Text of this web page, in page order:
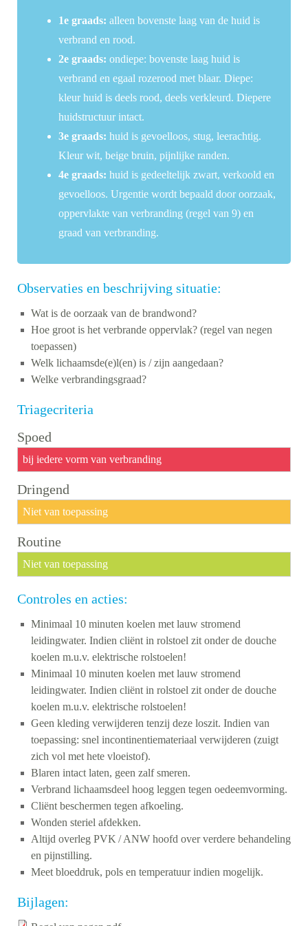
1e graads: alleen bovenste laag van de huid is
verbrand en rood.
2e graads: ondiepe: bovenste laag huid is
verbrand en egaal rozerood met blaar. Diepe:
kleur huid is deels rood, deels verkleurd. Diepere
huidstructuur intact.
3e graads: huid is gevoelloos, stug, leerachtig.
Kleur wit, beige bruin, pijnlijke randen.
4e graads: huid is gedeeltelijk zwart, verkoold en
gevoelloos. Urgentie wordt bepaald door oorzaak,
oppervlakte van verbranding (regel van 9) en
graad van verbranding.
Observaties en beschrijving situatie:
Wat is de oorzaak van de brandwond?
Hoe groot is het verbrande oppervlak? (regel van negen
toepassen)
Welk lichaamsde(e)l(en) is / zijn aangedaan?
Welke verbrandingsgraad?
Triagecriteria
Spoed
bij iedere vorm van verbranding
Dringend
Niet van toepassing
Routine
Niet van toepassing
Controles en acties:
Minimaal 10 minuten koelen met lauw stromend
leidingwater. Indien cliënt in rolstoel zit onder de douche
koelen m.u.v. elektrische rolstoelen!
Minimaal 10 minuten koelen met lauw stromend
leidingwater. Indien cliënt in rolstoel zit onder de douche
koelen m.u.v. elektrische rolstoelen!
Geen kleding verwijderen tenzij deze loszit. Indien van
toepassing: snel incontinentiemateriaal verwijderen (zuigt
zich vol met hete vloeistof).
Blaren intact laten, geen zalf smeren.
Verbrand lichaamsdeel hoog leggen tegen oedeemvorming.
Cliënt beschermen tegen afkoeling.
Wonden steriel afdekken.
Altijd overleg PVK / ANW hoofd over verdere behandeling
en pijnstilling.
Meet bloeddruk, pols en temperatuur indien mogelijk.
Bijlagen: